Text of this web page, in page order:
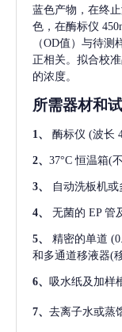
蓝色产物，在终
色，在酶标仪
（OD值）与待测
正相关。拟合校
的浓度。
所需器材和
1、 酶标仪 (波长
2、 37°C 恒温箱(
3、 自动洗板机
4、 无菌的 EP 管
5、 精密的单道
和多通道移液器(
6、 吸水纸及加样
7、 去离子水或蒸